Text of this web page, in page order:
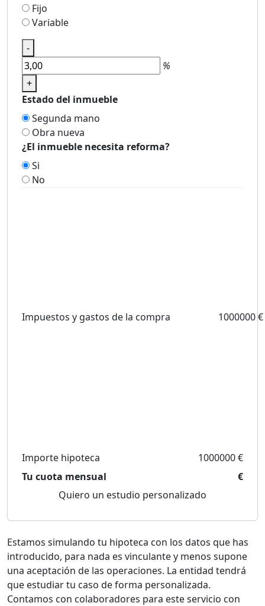
Fijo
Variable
-
%
+
Estado del inmueble
Segunda mano
Obra nueva
¿El inmueble necesita reforma?
Si
No
Impuestos y gastos de la compra 1000000 €
Importe hipoteca
1000000 €
Tu cuota mensual
€
Quiero un estudio personalizado
Estamos simulando tu hipoteca con los datos que has
introducido, para nada es vinculante y menos supone
una aceptación de las operaciones. La entidad tendrá
que estudiar tu caso de forma personalizada.
Contamos con colaboradores para este servicio con